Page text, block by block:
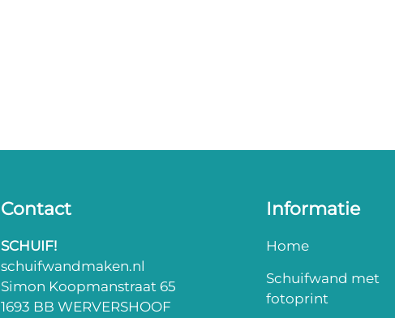
Contact
SCHUIF!
schuifwandmaken.nl
Simon Koopmanstraat 65
1693 BB WERVERSHOOF
Informatie
Home
Schuifwand met
fotoprint